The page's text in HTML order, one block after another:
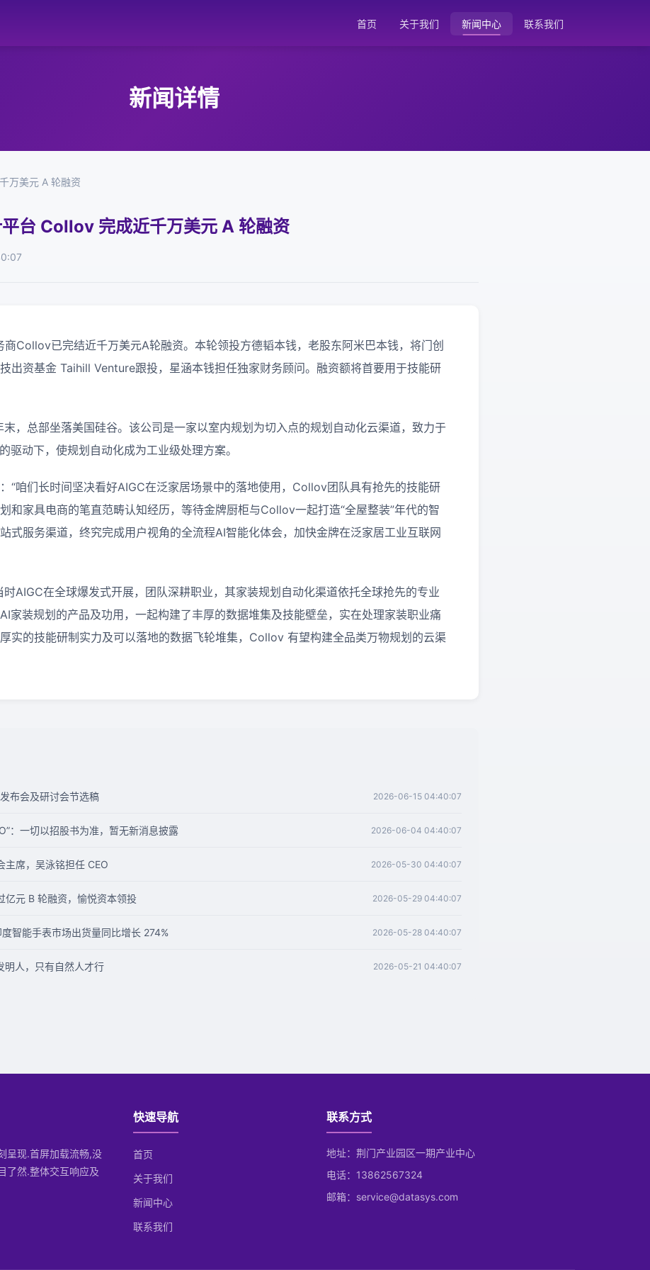
首页 关于我们 新闻中心 联系我们
新闻详情
万美元 A 轮融资
台 Collov 完成近千万美元 A 轮融资
商Collov已完结近千万美元A轮融资。本轮领投方德韬本钱，老股东阿米巴本钱，将门创
出资基金 Taihill Venture跟投，星涵本钱担任独家财务顾问。融资额将首要用于技能研
，总部坐落美国硅谷。该公司是一家以室内规划为切入点的规划自动化云渠道，致力于
驱动下，使规划自动化成为工业级处理方案。
“咱们长时间坚决看好AIGC在泛家居场景中的落地使用，Collov团队具有抢先的技能研
和家具电商的笔直范畴认知经历，等待金牌厨柜与Collov一起打造“全屋整装”年代的智
式服务渠道，终究完成用户视角的全流程AI智能化体会，加快金牌在泛家居工业互联网
时AIGC在全球爆发式开展，团队深耕职业，其家装规划自动化渠道依托全球抢先的专业
家装规划的产品及功用，一起构建了丰厚的数据堆集及技能壁垒，实在处理家装职业痛
实的技能研制实力及可以落地的数据飞轮堆集，Collov 有望构建全品类万物规划的云渠
布会及研讨会节选稿 2026-06-15 04:40:07
：一切以招股书为准，暂无新消息披露 2026-06-04 04:40:07
主席，吴泳铭担任 CEO 2026-05-30 04:40:07
亿元 B 轮融资，愉悦资本领投 2026-05-29 04:40:07
智能手表市场出货量同比增长 274% 2026-05-28 04:40:07
明人，只有自然人才行 2026-05-21 04:40:07
呈现.首屏加载流畅,没
了然.整体交互响应及
快速导航
首页
关于我们
新闻中心
联系我们
联系方式
地址：荆门产业园区一期产业中心
电话：13862567324
邮箱：service@datasys.com